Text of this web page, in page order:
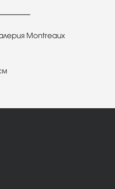
Montreaux